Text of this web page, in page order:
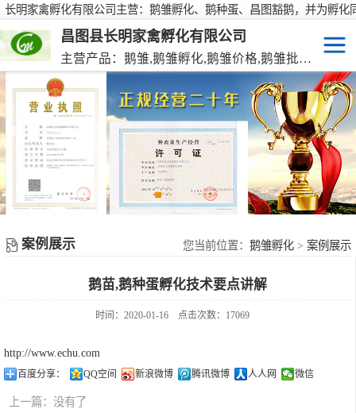
长明家禽孵化有限公司主营：鹅雏孵化、鹅种蛋、昌图豁鹅，并为孵化
行大批量供应鹅种蛋，有需要欢迎来电咨询！
昌图县长明家禽孵化有限公司
主营产品：鹅雏,鹅雏孵化,鹅雏价格,鹅雏批发,鹅种蛋,脱温大种鹅雏,活珠蛋,后备种鹅等家禽产品。
案例展示 您当前位置： 鹅雏孵化 > 案例展示
鹅苗,鹅种蛋孵化技术要点讲解
时间：2020-01-16 点击次数：17069
http://www.echu.com
百度分享： QQ空间 新浪微博 腾讯微博 人人网 微信
上一篇： 没有了
鹅雏
脱温大种鹅雏
鹅种蛋
活珠蛋
后备种鹅